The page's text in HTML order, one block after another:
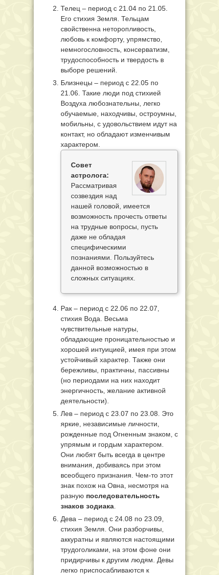
Телец – период с 21.04 по 21.05.
Его стихия Земля. Тельцам
свойственна неторопливость,
любовь к комфорту, упрямство,
немногословность, консерватизм,
трудоспособность и твердость в
выборе решений.
Близнецы – период с 22.05 по
21.06. Такие люди под стихией
Воздуха любознательны, легко
обучаемые, находчивы, остроумны,
мобильны, с удовольствием идут на
контакт, но обладают изменчивым
характером.
Совет
астролога:
Рассматривая
созвездия над
нашей головой, имеется
возможность прочесть ответы
на трудные вопросы, пусть
даже не обладая
специфическими
познаниями. Пользуйтесь
данной возможностью в
сложных ситуациях.
Рак – период с 22.06 по 22.07,
стихия Вода. Весьма
чувствительные натуры,
обладающие проницательностью и
хорошей интуицией, имея при этом
устойчивый характер. Также они
бережливы, практичны, пассивны
(но периодами на них находит
энергичность, желание активной
деятельности).
Лев – период с 23.07 по 23.08. Это
яркие, независимые личности,
рожденные под Огненным знаком, с
упрямым и гордым характером.
Они любят быть всегда в центре
внимания, добиваясь при этом
всеобщего признания. Чем-то этот
знак похож на Овна, несмотря на
разную последовательность
знаков зодиака
Дева – период с 24.08 по 23.09,
стихия Земля. Они разборчивы,
аккуратны и являются настоящими
трудоголиками, на этом фоне они
придирчивы к другим людям. Девы
легко приспосабливаются к